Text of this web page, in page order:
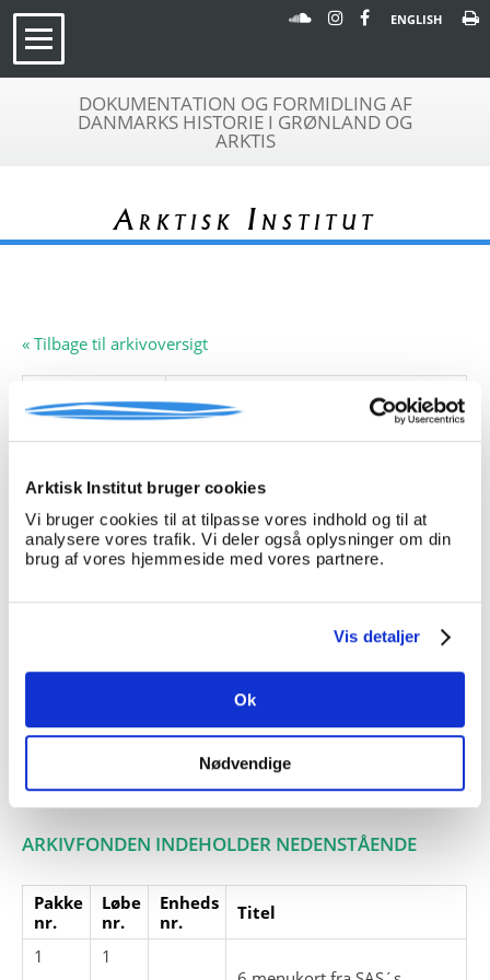
Arktisk Institut bruger cookies
Vi bruger cookies til at tilpasse vores indhold og til at
analysere vores trafik. Vi deler også oplysninger om din
brug af vores hjemmeside med vores partnere.
Vis detaljer
Ok
Nødvendige
ENGLISH
DOKUMENTATION OG FORMIDLING AF
DANMARKS HISTORIE I GRØNLAND OG
ARKTIS
Arktisk Institut
« Tilbage til arkivoversigt
A 242
Anne Birthe Hove
Beskrivelse:
Samlingen indeholder tegninger af
Giver:
Accessionsdato:
Klausuler:
Note:
Ingen note registreret
Relaterede
A 242, Anne Birthe Hove
Emneord:
ARKIVFONDEN INDEHOLDER NEDENSTÅENDE
Pakke
nr.
Løbe
nr.
Enheds
nr.
Titel
1
1